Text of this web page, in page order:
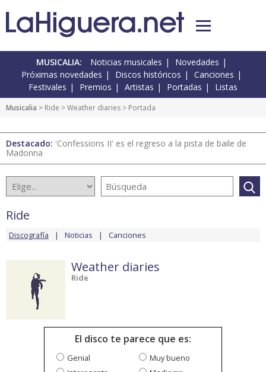
MUSICALIA: Noticias musicales
Novedades
Próximas novedades
Discos históricos
Canciones
Festivales
Premios Artistas Portadas Listas
Musicalia > Ride >Weather diaries > Portada
Destacado: 'Confessions II' es el regreso a la pista de baile de
Madonna
Ride
Discografía Noticias Canciones
Weather diaries
Ride
El disco te parece que es:
Genial
Muy bueno